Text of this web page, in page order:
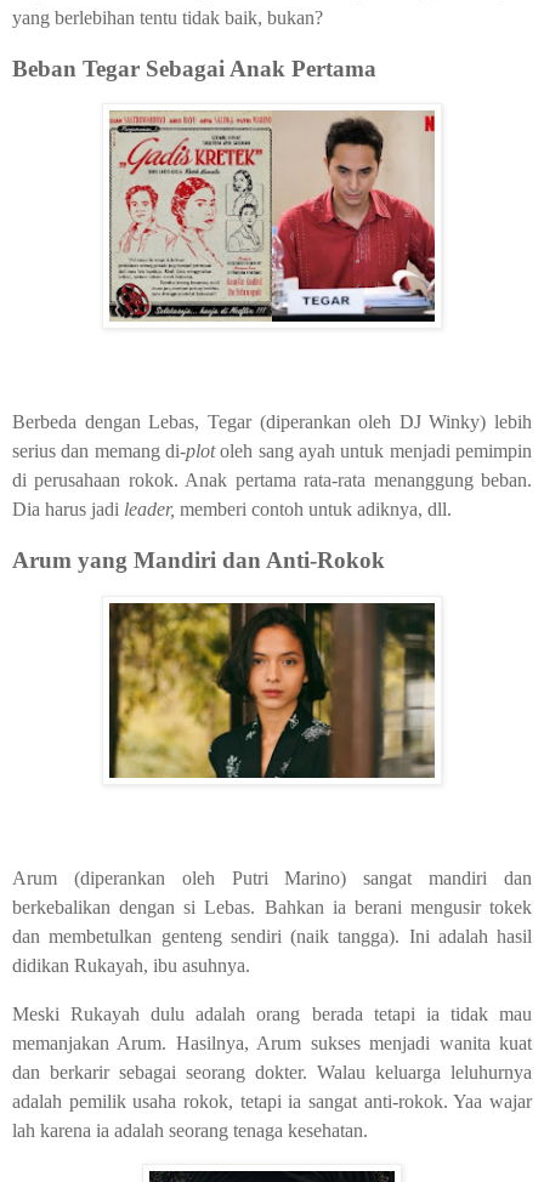
yang berlebihan tentu tidak baik, bukan?
Beban Tegar Sebagai Anak Pertama
Berbeda dengan Lebas, Tegar (diperankan oleh DJ Winky) lebih
serius dan memang di-plotoleh sang ayah untuk menjadi pemimpin
di perusahaan rokok. Anak pertama rata-rata menanggung beban.
Dia harus jadi leader, memberi contoh untuk adiknya, dll.
Arum yang Mandiri dan Anti-Rokok
Arum (diperankan oleh Putri Marino) sangat mandiri dan
berkebalikan dengan si Lebas. Bahkan ia berani mengusir tokek
dan membetulkan genteng sendiri (naik tangga). Ini adalah hasil
didikan Rukayah, ibu asuhnya.
Meski Rukayah dulu adalah orang berada tetapi ia tidak mau
memanjakan Arum. Hasilnya, Arum sukses menjadi wanita kuat
dan berkarir sebagai seorang dokter. Walau keluarga leluhurnya
adalah pemilik usaha rokok, tetapi ia sangat anti-rokok. Yaa wajar
lah karena ia adalah seorang tenaga kesehatan.